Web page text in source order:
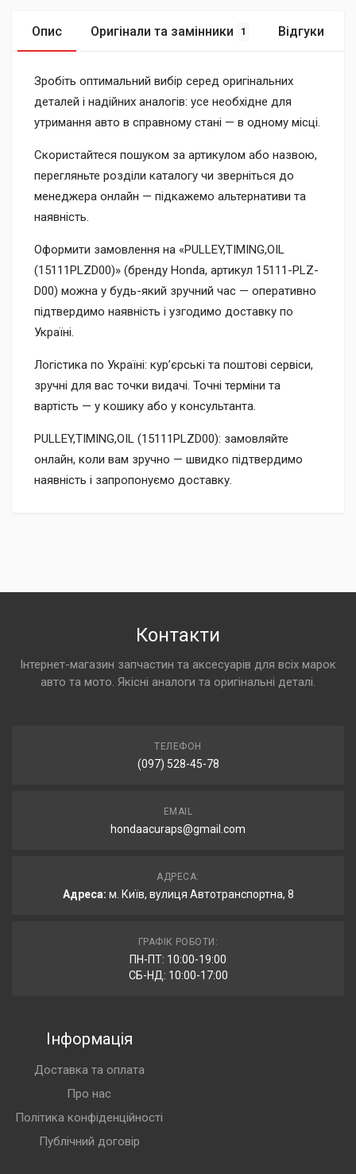
Опис Оригінали та замінники 1 Відгуки
Зробіть оптимальний вибір серед оригінальних
деталей і надійних аналогів: усе необхідне для
утримання авто в справному стані — в одному місці.
Скористайтеся пошуком за артикулом або назвою,
перегляньте розділи каталогу чи зверніться до
менеджера онлайн — підкажемо альтернативи та
наявність.
Оформити замовлення на «PULLEY,TIMING,OIL
(15111PLZD00)» (бренду Honda, артикул 15111-PLZ-
D00) можна у будь-який зручний час — оперативно
підтвердимо наявність і узгодимо доставку по
Україні.
Логістика по Україні: кур’єрські та поштові сервіси,
зручні для вас точки видачі. Точні терміни та
вартість — у кошику або у консультанта.
PULLEY,TIMING,OIL (15111PLZD00): замовляйте
онлайн, коли вам зручно — швидко підтвердимо
наявність і запропонуємо доставку.
Контакти
Інтернет-магазин запчастин та аксесуарів для всіх марок
авто та мото. Якісні аналоги та оригінальні деталі.
ТЕЛЕФОН
(097) 528-45-78
EMAIL
hondaacuraps@gmail.com
АДРЕСА:
Адреса: м. Київ, вулиця Автотранспортна, 8
ГРАФІК РОБОТИ:
ПН-ПТ: 10:00-19:00
СБ-НД: 10:00-17:00
Інформація
Доставка та оплата
Про нас
Політика конфіденційності
Публічний договір